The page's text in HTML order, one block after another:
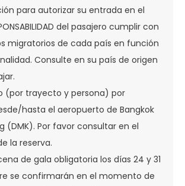
para autorizar su entrada en el
del pasajero cumplir con
migratorios de cada país en función
Consulte en su país de origen
(por trayecto y persona) por
hasta el aeropuerto de Bangkok
(DMK). Por favor consultar en el
la reserva.
de gala obligatoria los días 24 y 31
se confirmarán en el momento de